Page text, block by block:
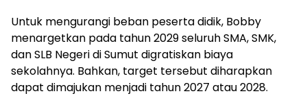
Untuk mengurangi beban peserta didik, Bobby
menargetkan pada tahun 2029 seluruh SMA, SMK,
dan SLB Negeri di Sumut digratiskan biaya
sekolahnya. Bahkan, target tersebut diharapkan
dapat dimajukan menjadi tahun 2027 atau 2028.